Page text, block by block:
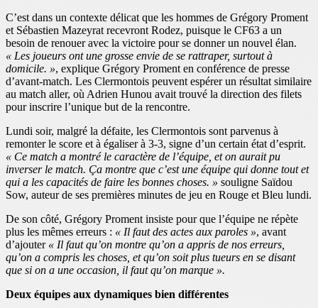
C’est dans un contexte délicat que les hommes de Grégory Proment
et Sébastien Mazeyrat recevront Rodez, puisque le CF63 a un
besoin de renouer avec la victoire pour se donner un nouvel élan.
« Les joueurs ont une grosse envie de se rattraper, surtout à
domicile. », explique Grégory Proment en conférence de presse
d’avant-match. Les Clermontois peuvent espérer un résultat similaire
au match aller, où Adrien Hunou avait trouvé la direction des filets
pour inscrire l’unique but de la rencontre.
Lundi soir, malgré la défaite, les Clermontois sont parvenus à
remonter le score et à égaliser à 3-3, signe d’un certain état d’esprit.
« Ce match a montré le caractère de l’équipe, et on aurait pu
inverser le match. Ça montre que c’est une équipe qui donne tout et
qui a les capacités de faire les bonnes choses. » souligne Saïdou
Sow, auteur de ses premières minutes de jeu en Rouge et Bleu lundi.
De son côté, Grégory Proment insiste pour que l’équipe ne répète
plus les mêmes erreurs : « Il faut des actes aux paroles », avant
d’ajouter « Il faut qu’on montre qu’on a appris de nos erreurs,
qu’on a compris les choses, et qu’on soit plus tueurs en se disant
que si on a une occasion, il faut qu’on marque ».
Deux équipes aux dynamiques bien différentes